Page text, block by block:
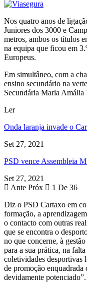
Nos quatro anos de
Juniores dos 3000 e
metros, ambos os títulos
na equipa que ficou em
Europeus.
Em simultâneo, com a
ensino secundário na
Secundária Maria Amália
Ler
Onda laranja invade o
Set 27, 2021
PSD vence Assembleia
Set 27, 2021
Ante Próx
1 De 36
Diz o PSD Cartaxo em
formação, a
o contacto com outras
que se encontra o
no que concerne, à
para a sua prática, na
coletividades desportivas
de promoção enquadrada
devidamente potenciado”.